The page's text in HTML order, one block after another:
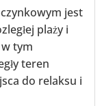
jest
plaży i
tym
teren
do relaksu i